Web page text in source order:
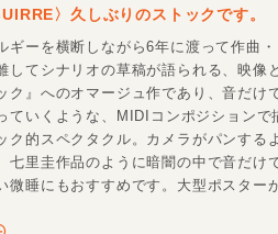
〉久しぶりのストックです。
ギーを横断しながら6年に渡って作曲
してシナリオの草稿が語られる、映像
ク』へのオマージュ作であり、音だけ
ていくような、MIDIコンポジション
ク的スペクタクル。カメラがパンする
七里圭作品のように暗闇の中で音だ
微睡にもおすすめです。大型ポスター